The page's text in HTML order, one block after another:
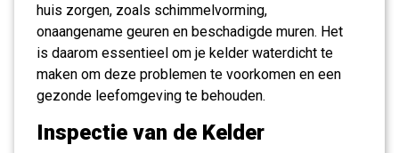
huis zorgen, zoals schimmelvorming,
onaangename geuren en beschadigde muren. Het
is daarom essentieel om je kelder waterdicht te
maken om deze problemen te voorkomen en een
gezonde leefomgeving te behouden.
Inspectie van de Kelder